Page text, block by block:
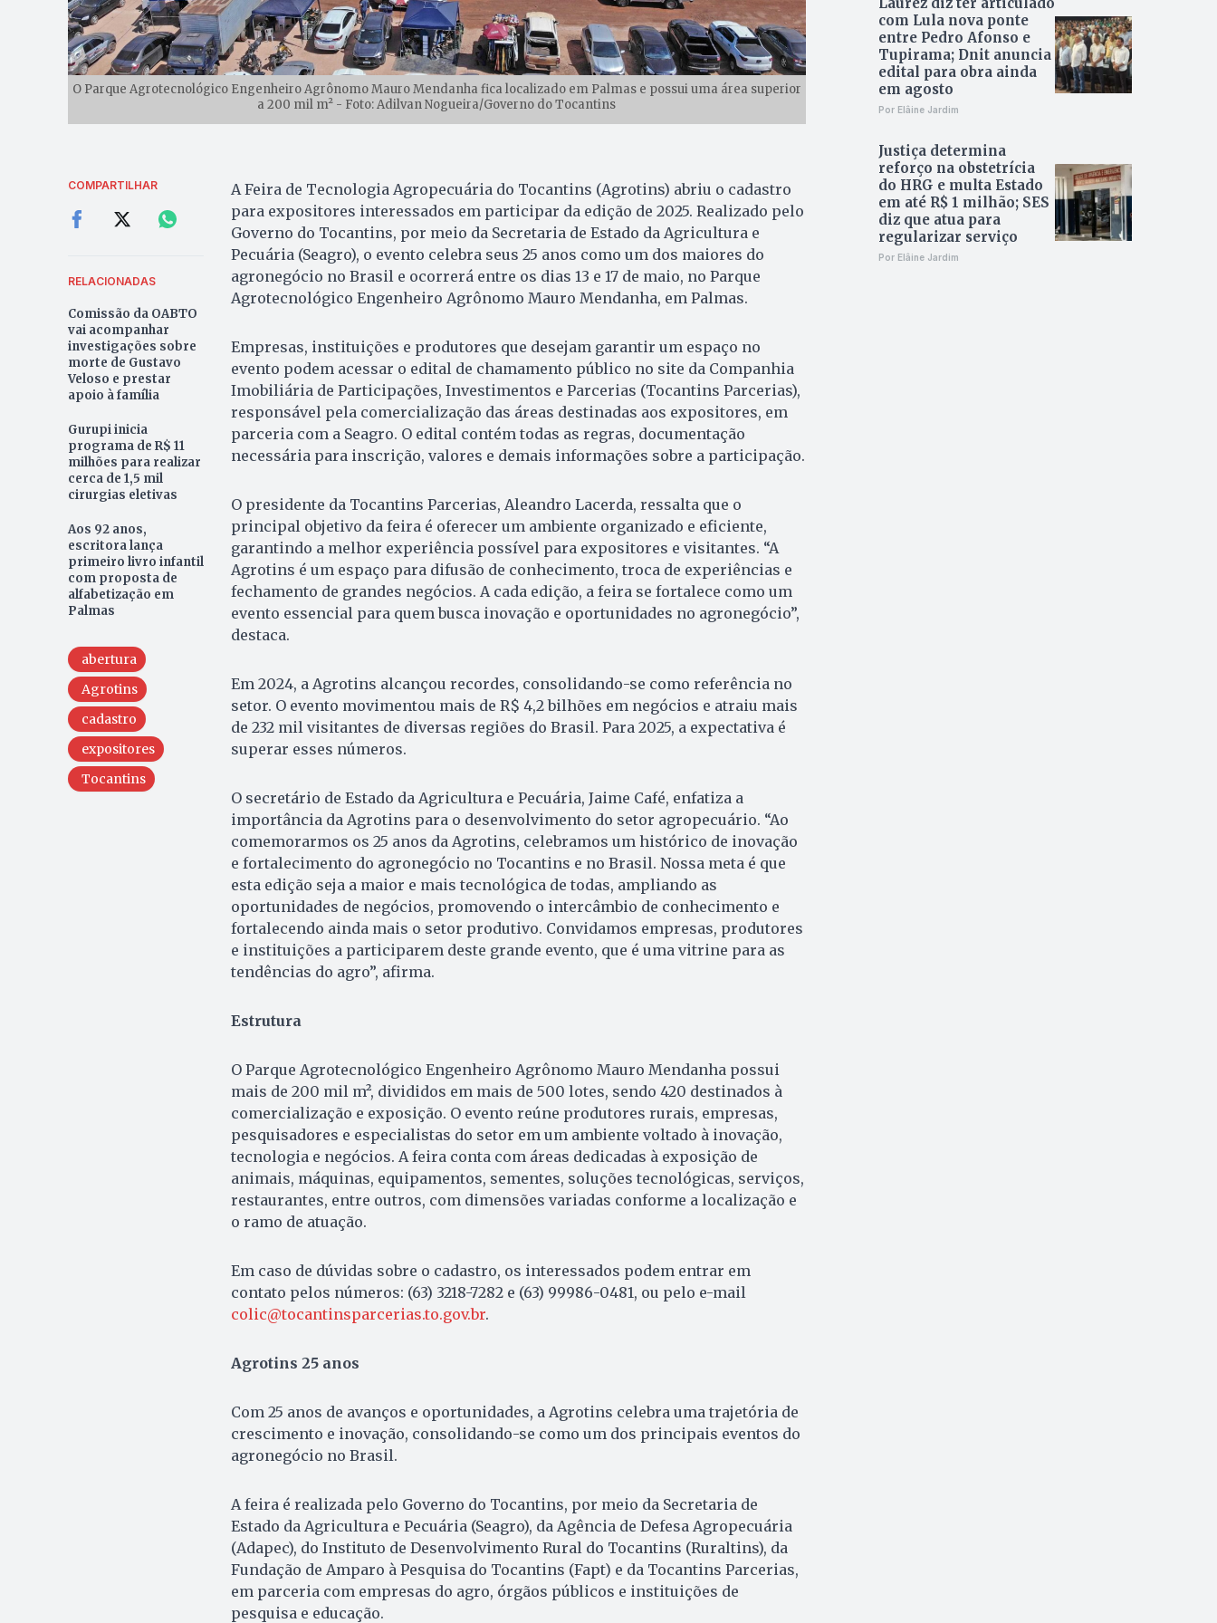
O Parque Agrotecnológico Engenheiro Agrônomo Mauro Mendanha fica localizado em Palmas e possui uma área superior
a 200 mil m² - Foto: Adilvan Nogueira/Governo do Tocantins
COMPARTILHAR
RELACIONADAS
Comissão da OABTO
vai acompanhar
investigações sobre
morte de Gustavo
Veloso e prestar
apoio à família
Gurupi inicia
programa de R$ 11
milhões para realizar
cerca de 1,5 mil
cirurgias eletivas
Aos 92 anos,
escritora lança
primeiro livro infantil
com proposta de
alfabetização em
Palmas
abertura
Agrotins
cadastro
expositores
Tocantins
A Feira de Tecnologia Agropecuária do Tocantins (Agrotins) abriu o cadastro
para expositores interessados em participar da edição de 2025. Realizado pelo
Governo do Tocantins, por meio da Secretaria de Estado da Agricultura e
Pecuária (Seagro), o evento celebra seus 25 anos como um dos maiores do
agronegócio no Brasil e ocorrerá entre os dias 13 e 17 de maio, no Parque
Agrotecnológico Engenheiro Agrônomo Mauro Mendanha, em Palmas.
Empresas, instituições e produtores que desejam garantir um espaço no
evento podem acessar o edital de chamamento público no site da Companhia
Imobiliária de Participações, Investimentos e Parcerias (Tocantins Parcerias),
responsável pela comercialização das áreas destinadas aos expositores, em
parceria com a Seagro. O edital contém todas as regras, documentação
necessária para inscrição, valores e demais informações sobre a participação.
O presidente da Tocantins Parcerias, Aleandro Lacerda, ressalta que o
principal objetivo da feira é oferecer um ambiente organizado e eficiente,
garantindo a melhor experiência possível para expositores e visitantes. “A
Agrotins é um espaço para difusão de conhecimento, troca de experiências e
fechamento de grandes negócios. A cada edição, a feira se fortalece como um
evento essencial para quem busca inovação e oportunidades no agronegócio”,
destaca.
Em 2024, a Agrotins alcançou recordes, consolidando-se como referência no
setor. O evento movimentou mais de R$ 4,2 bilhões em negócios e atraiu mais
de 232 mil visitantes de diversas regiões do Brasil. Para 2025, a expectativa é
superar esses números.
O secretário de Estado da Agricultura e Pecuária, Jaime Café, enfatiza a
importância da Agrotins para o desenvolvimento do setor agropecuário. “Ao
comemorarmos os 25 anos da Agrotins, celebramos um histórico de inovação
e fortalecimento do agronegócio no Tocantins e no Brasil. Nossa meta é que
esta edição seja a maior e mais tecnológica de todas, ampliando as
oportunidades de negócios, promovendo o intercâmbio de conhecimento e
fortalecendo ainda mais o setor produtivo. Convidamos empresas, produtores
e instituições a participarem deste grande evento, que é uma vitrine para as
tendências do agro”, afirma.
Estrutura
O Parque Agrotecnológico Engenheiro Agrônomo Mauro Mendanha possui
mais de 200 mil m², divididos em mais de 500 lotes, sendo 420 destinados à
comercialização e exposição. O evento reúne produtores rurais, empresas,
pesquisadores e especialistas do setor em um ambiente voltado à inovação,
tecnologia e negócios. A feira conta com áreas dedicadas à exposição de
animais, máquinas, equipamentos, sementes, soluções tecnológicas, serviços,
restaurantes, entre outros, com dimensões variadas conforme a localização e
o ramo de atuação.
Em caso de dúvidas sobre o cadastro, os interessados podem entrar em
contato pelos números: (63) 3218-7282 e (63) 99986-0481, ou pelo e-mail
colic@tocantinsparcerias.to.gov.br.
Agrotins 25 anos
Com 25 anos de avanços e oportunidades, a Agrotins celebra uma trajetória de
crescimento e inovação, consolidando-se como um dos principais eventos do
agronegócio no Brasil.
A feira é realizada pelo Governo do Tocantins, por meio da Secretaria de
Estado da Agricultura e Pecuária (Seagro), da Agência de Defesa Agropecuária
(Adapec), do Instituto de Desenvolvimento Rural do Tocantins (Ruraltins), da
Fundação de Amparo à Pesquisa do Tocantins (Fapt) e da Tocantins Parcerias,
em parceria com empresas do agro, órgãos públicos e instituições de
pesquisa e educação.
com Lula nova ponte
entre Pedro Afonso e
Tupirama; Dnit anuncia
edital para obra ainda
em agosto
Por Elâine Jardim
Justiça determina
reforço na obstetrícia
do HRG e multa Estado
em até R$ 1 milhão; SES
diz que atua para
regularizar serviço
Por Elâine Jardim